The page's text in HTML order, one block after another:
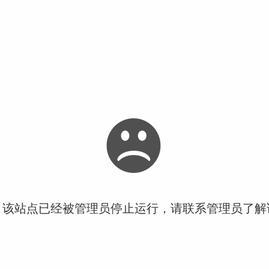
站点已经被管理员停止运行，请联系管理员了